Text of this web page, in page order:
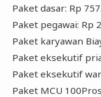
Paket dasar: Rp
Paket pegawai: Rp
Paket karyawan
Paket eksekutif
Paket eksekutif
Paket MCU